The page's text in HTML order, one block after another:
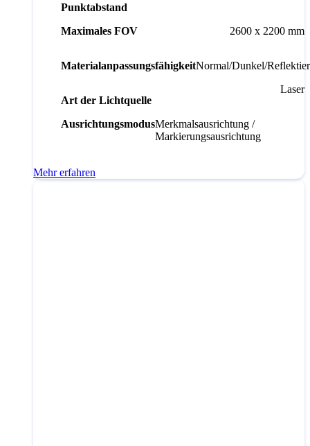
Punktabstand
Maximales FOV 2600 x 2200 mm
MaterialanpassungsfähigkeitNormal/Dunkel/
Art der Lichtquelle
Laser
AusrichtungsmodusMerkmalsausrichtung /
Markierungsausrichtung
Mehr erfahren